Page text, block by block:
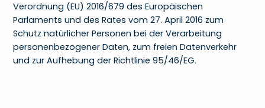
Verordnung (EU) 2016/679 des Europäischen
Parlaments und des Rates vom 27. April 2016 zum
Schutz natürlicher Personen bei der Verarbeitung
personenbezogener Daten, zum freien Datenverkehr
und zur Aufhebung der Richtlinie 95/46/EG.